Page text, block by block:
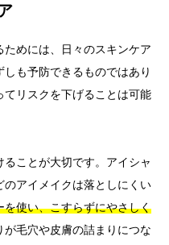
めには、日々のスキンケア
も予防できるものではあり
てリスクを下げることは可能
ことが大切です。アイシャ
のアイメイクは落としにくい
使い、こすらずにやさしく
が毛穴や皮膚の詰まりにつな